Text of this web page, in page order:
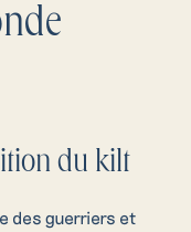
du kilt
des guerriers et